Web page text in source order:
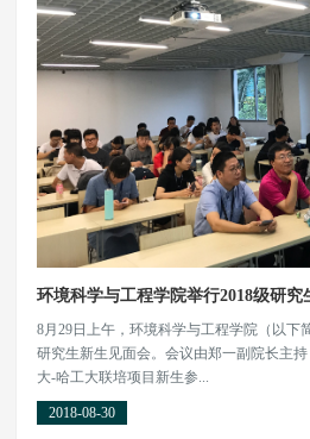
环境科学与工程学院举行2018级研究
8月29日上午，环境科学与工程学院（以下
研究生新生见面会。会议由郑一副院长主
大-哈工大联培项目新生参...
2018-08-30